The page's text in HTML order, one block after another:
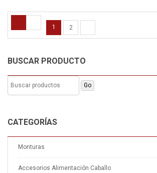
BUSCAR PRODUCTO
CATEGORÍAS
Monturas
Accesorios Alimentación Caballo
1 2